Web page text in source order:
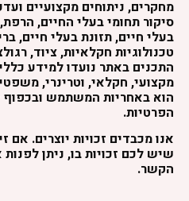
מחקרים, ניתוחים מקצועיים
סיקור תחומי בעלי החיים,
בעלי חיים, תזונת בעלי חיים,
טכנולוגיות חקלאיות, ציוד,
התכנים באתר נועדו למידע
מקצועי, חקלאי, וטרינרי,
הוא באחריות המשתמש ובכפוף
הפרטיות.
אנו מכבדים זכויות יוצרים. אם
שיש לכם זכויות בו, ניתן
הקשר.